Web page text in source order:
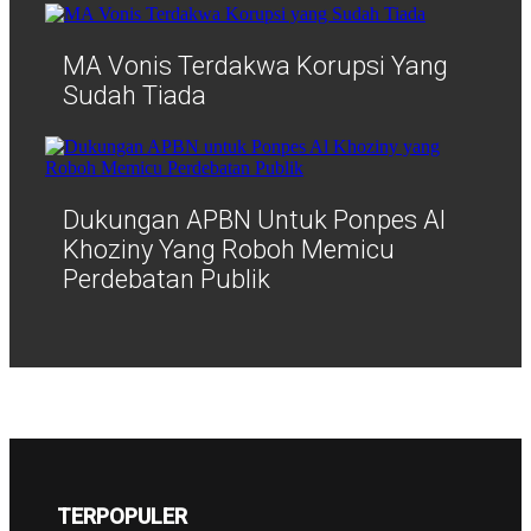
MA Vonis Terdakwa Korupsi Yang
Sudah Tiada
Dukungan APBN Untuk Ponpes Al
Khoziny Yang Roboh Memicu
Perdebatan Publik
TERPOPULER